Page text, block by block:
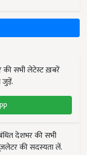
की सभी लेटेस्ट ख़बरें
जुड़ें.
देशभर की सभी
की सदस्यता लें.